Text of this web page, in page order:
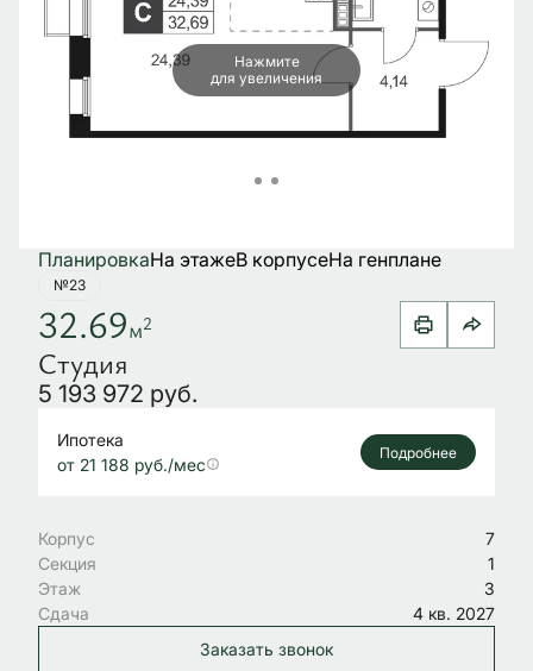
Нажмите
для увеличения
ПланировкаНа этажеВ корпусеНа генплане
№23
32.69м2
Студия
5 193 972 руб.
Ипотека
от 21 188 руб./мес
Подробнее
Корпус
7
Секция
1
Этаж
3
Сдача
4 кв. 2027
Заказать звонок